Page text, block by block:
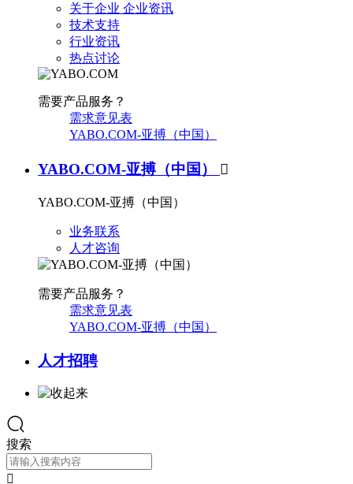
关于企业 企业资讯
技术支持
行业资讯
热点讨论
需要产品服务？
需求意见表
YABO.COM-亚搏（中国）
YABO.COM-亚搏（中国） 
YABO.COM-亚搏（中国）
业务联系
人才咨询
需要产品服务？
需求意见表
YABO.COM-亚搏（中国）
人才招聘
搜索
